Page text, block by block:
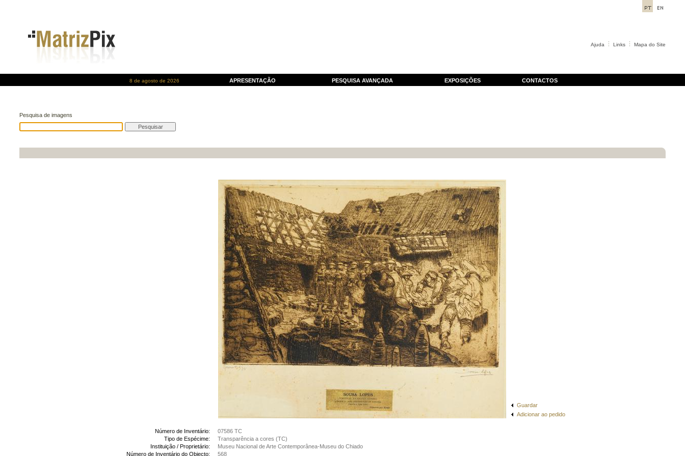
Ajuda Links Mapa do Site
8 de agosto de 2026 APRESENTAÇÃO PESQUISA AVANÇADA EXPOSIÇÕES CONTACTOS
Pesquisa de imagens
Guardar
Adicionar ao pedido
Número de Inventário:
07586 TC
Tipo de Espécime:
Transparência a cores (TC)
Instituição / Proprietário:
Museu Nacional de Arte Contemporânea-Museu do Chiado
Número de Inventário do Objecto:
568